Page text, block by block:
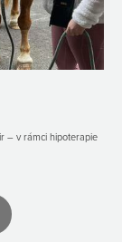
– v rámci hipoterapie